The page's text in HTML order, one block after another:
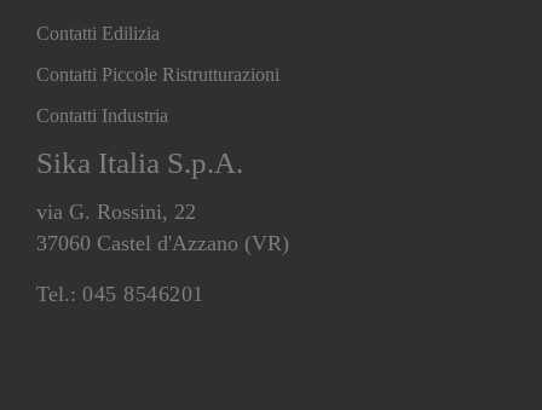
Contatti Edilizia
Contatti Piccole Ristrutturazioni
Contatti Industria
Sika Italia S.p.A.
via G. Rossini, 22
37060 Castel d'Azzano (VR)
Tel.: 045 8546201